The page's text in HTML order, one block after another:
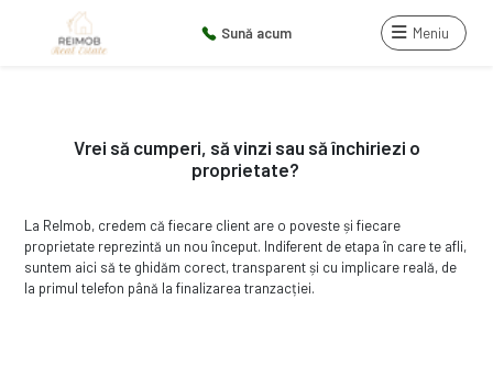
Sună acum Meniu
Vrei să cumperi, să vinzi sau să închiriezi o
proprietate?
La ReImob, credem că fiecare client are o poveste și fiecare
proprietate reprezintă un nou început. Indiferent de etapa în care te afli,
suntem aici să te ghidăm corect, transparent și cu implicare reală, de
la primul telefon până la finalizarea tranzacției.